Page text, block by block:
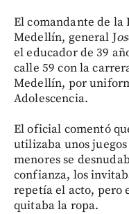
El comandante de
Medellín, general J
el educador de 39
calle 59 con la
Medellín, por
Adolescencia.
El oficial comentó
utilizaba unos
menores se
confianza, los
repetía el acto, pero
quitaba la ropa.